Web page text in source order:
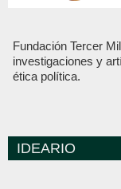
Fundación Tercer
investigaciones y
ética política.
IDEARIO